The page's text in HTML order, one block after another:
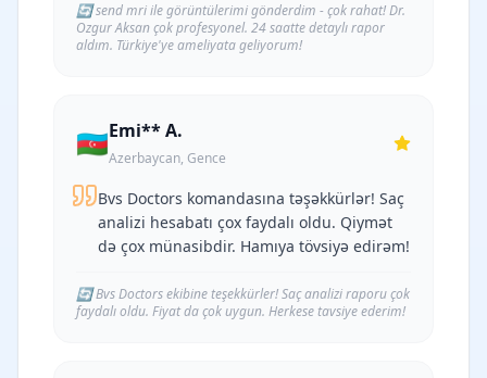
🔄send mri ile görüntülerimi gönderdim - çok rahat! Dr.
Ozgur Aksan çok profesyonel. 24 saatte detaylı rapor
aldım. Türkiye'ye ameliyata geliyorum!
🇦🇿Emi** A.
Azerbaycan, Gence
Bvs Doctors komandasına təşəkkürlər! Saç
analizi hesabatı çox faydalı oldu. Qiymət
də çox münasibdir. Hamıya tövsiyə edirəm!
🔄Bvs Doctors ekibine teşekkürler! Saç analizi raporu çok
faydalı oldu. Fiyat da çok uygun. Herkese tavsiye ederim!